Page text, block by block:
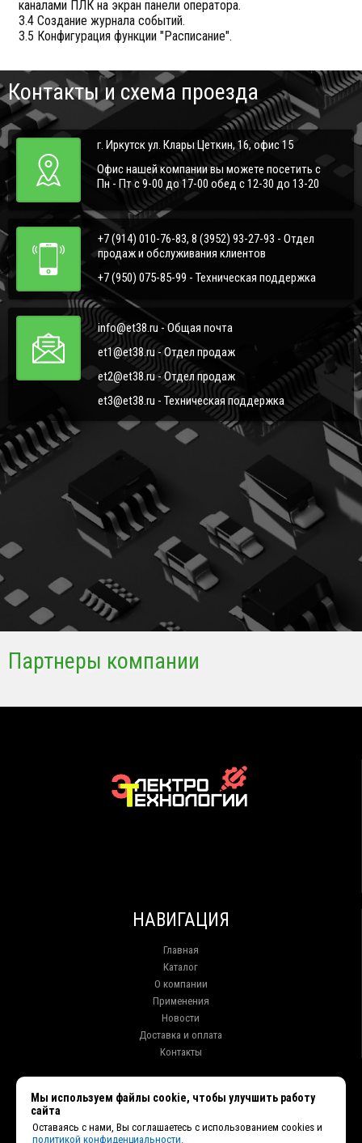
каналами ПЛК на экран панели оператора.
3.4 Создание журнала событий.
3.5 Конфигурация функции "Расписание".
Контакты и схема проезда
г. Иркутск ул. Клары Цеткин, 16, офис 15
Офис нашей компании вы можете посетить с
Пн - Пт с 9-00 до 17-00 обед с 12-30 до 13-20
+7 (914) 010-76-83, 8 (3952) 93-27-93 - Отдел
продаж и обслуживания клиентов
+7 (950) 075-85-99 - Техническая поддержка
info@et38.ru - Общая почта
et1@et38.ru - Отдел продаж
et2@et38.ru - Отдел продаж
et3@et38.ru - Техническая поддержка
Партнеры компании
НАВИГАЦИЯ
Главная
Каталог
О компании
Применения
Новости
Доставка и оплата
Контакты
+7 (914) 010-76-83, 8 (3952) 93-27-93 - Отдел продаж
Мы используем файлы cookie, чтобы улучшить работу
сайта
Оставаясь с нами, Вы соглашаетесь с использованием cookies и
политикой конфиденциальности.